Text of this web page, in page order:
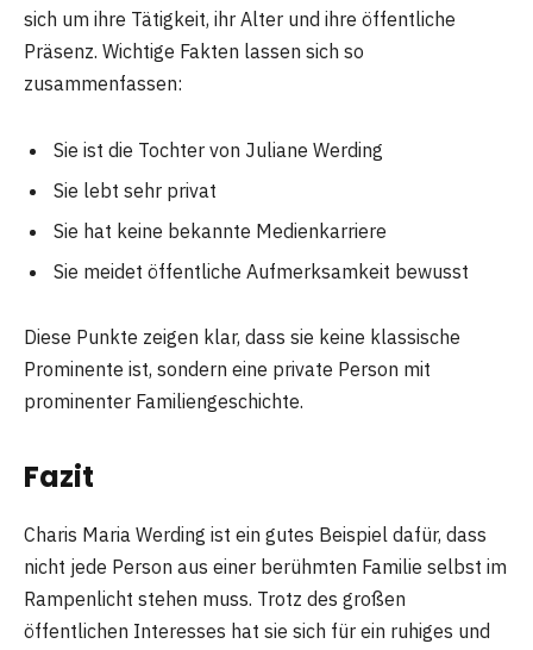
sich um ihre Tätigkeit, ihr Alter und ihre öffentliche
Präsenz. Wichtige Fakten lassen sich so
zusammenfassen:
Sie ist die Tochter von Juliane Werding
Sie lebt sehr privat
Sie hat keine bekannte Medienkarriere
Sie meidet öffentliche Aufmerksamkeit bewusst
Diese Punkte zeigen klar, dass sie keine klassische
Prominente ist, sondern eine private Person mit
prominenter Familiengeschichte.
Fazit
Charis Maria Werding ist ein gutes Beispiel dafür, dass
nicht jede Person aus einer berühmten Familie selbst im
Rampenlicht stehen muss. Trotz des großen
öffentlichen Interesses hat sie sich für ein ruhiges und